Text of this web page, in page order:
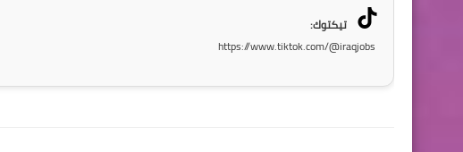
تيكتوك:
https://www.tiktok.com/@iraqjobs